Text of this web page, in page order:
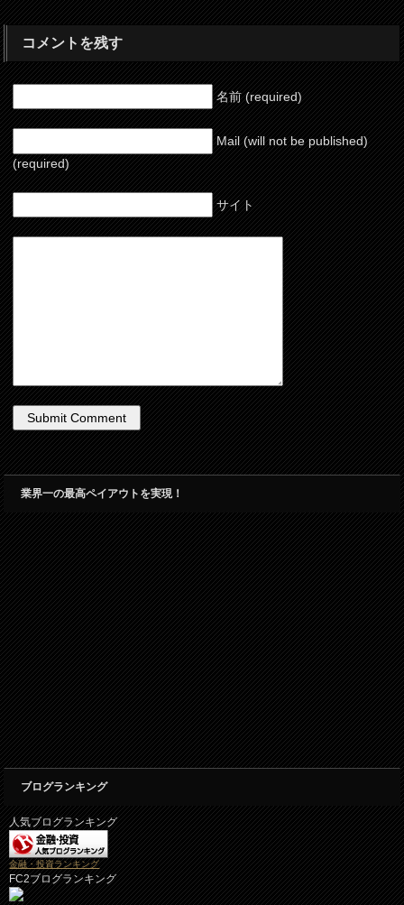
コメントを残す
名前 (required)
Mail (will not be published)
(required)
サイト
業界一の最高ペイアウトを実現！
ブログランキング
人気ブログランキング
金融・投資ランキング
FC2ブログランキング